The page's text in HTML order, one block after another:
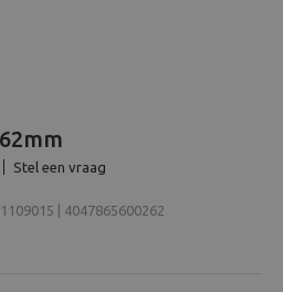
Stel een vraag
| 4047865600262